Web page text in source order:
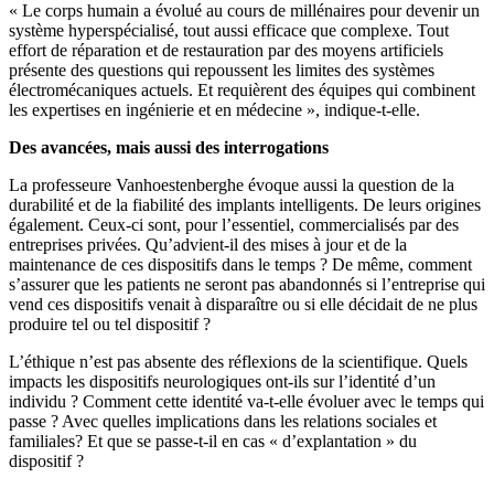
« Le corps humain a évolué au cours de millénaires pour devenir un
système hyperspécialisé, tout aussi efficace que complexe. Tout
effort de réparation et de restauration par des moyens artificiels
présente des questions qui repoussent les limites des systèmes
électromécaniques actuels. Et requièrent des équipes qui combinent
les expertises en ingénierie et en médecine », indique-t-elle.
Des avancées, mais aussi des interrogations
La professeure Vanhoestenberghe évoque aussi la question de la
durabilité et de la fiabilité des implants intelligents. De leurs origines
également. Ceux-ci sont, pour l’essentiel, commercialisés par des
entreprises privées. Qu’advient-il des mises à jour et de la
maintenance de ces dispositifs dans le temps ? De même, comment
s’assurer que les patients ne seront pas abandonnés si l’entreprise qui
vend ces dispositifs venait à disparaître ou si elle décidait de ne plus
produire tel ou tel dispositif ?
L’éthique n’est pas absente des réflexions de la scientifique. Quels
impacts les dispositifs neurologiques ont-ils sur l’identité d’un
individu ? Comment cette identité va-t-elle évoluer avec le temps qui
passe ? Avec quelles implications dans les relations sociales et
familiales? Et que se passe-t-il en cas « d’explantation » du
dispositif ?